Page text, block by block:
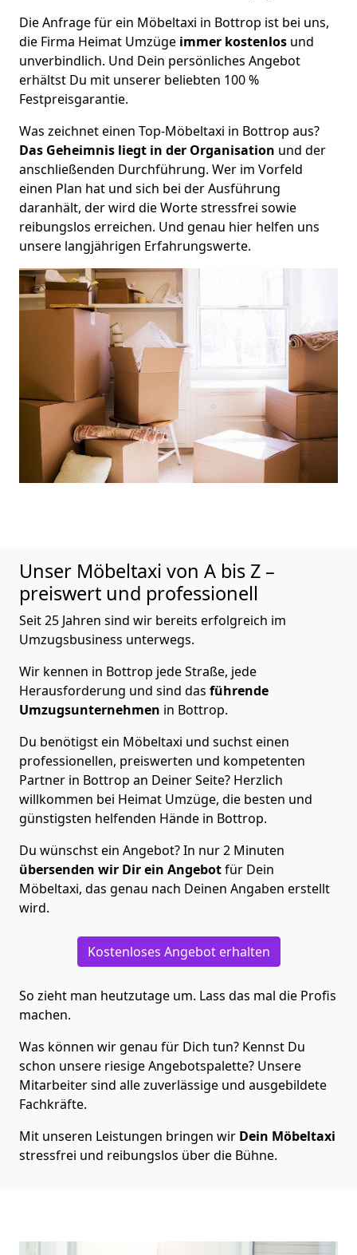
Die Anfrage für ein Möbeltaxi in Bottrop ist bei uns,
die Firma Heimat Umzüge immer kostenlos und
unverbindlich. Und Dein persönliches Angebot
erhältst Du mit unserer beliebten 100 %
Festpreisgarantie.
Was zeichnet einen Top-Möbeltaxi in Bottrop aus?
Das Geheimnis liegt in der Organisation und der
anschließenden Durchführung. Wer im Vorfeld
einen Plan hat und sich bei der Ausführung
daranhält, der wird die Worte stressfrei sowie
reibungslos erreichen. Und genau hier helfen uns
unsere langjährigen Erfahrungswerte.
Unser Möbeltaxi von A bis Z –
preiswert und professionell
Seit 25 Jahren sind wir bereits erfolgreich im
Umzugsbusiness unterwegs.
Wir kennen in Bottrop jede Straße, jede
Herausforderung und sind das führende
Umzugsunternehmen in Bottrop.
Du benötigst ein Möbeltaxi und suchst einen
professionellen, preiswerten und kompetenten
Partner in Bottrop an Deiner Seite? Herzlich
willkommen bei Heimat Umzüge, die besten und
günstigsten helfenden Hände in Bottrop.
Du wünschst ein Angebot? In nur 2 Minuten
übersenden wir Dir ein Angebotfür Dein
Möbeltaxi, das genau nach Deinen Angaben erstellt
wird.
Kostenloses Angebot erhalten
So zieht man heutzutage um. Lass das mal die Profis
machen.
Was können wir genau für Dich tun? Kennst Du
schon unsere riesige Angebotspalette? Unsere
Mitarbeiter sind alle zuverlässige und ausgebildete
Fachkräfte.
Mit unseren Leistungen bringen wir Dein Möbeltaxi
stressfrei und reibungslos über die Bühne.